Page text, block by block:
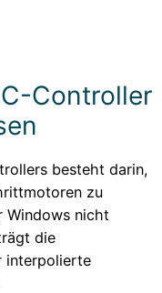
Controller
besteht darin,
zu
Windows nicht
die
interpolierte